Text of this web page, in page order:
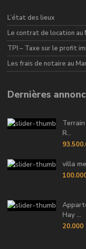
L’état des lieux
Le contrat de location au
TPI – Taxe sur le profit
Les frais de notaire au
Dernières
R...
villa
Hay ...
20.000